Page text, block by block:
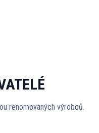
renomovaných výrobců.